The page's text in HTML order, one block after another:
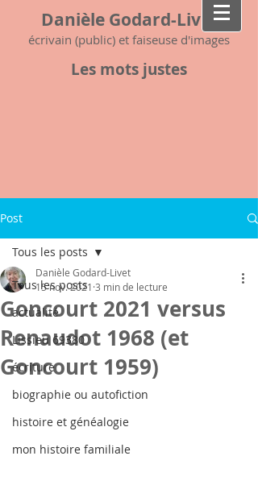
Danièle Godard-Livet
écrivain (public) et faiseuse d'images
Les mots justes
Post
Tous les posts
actualité
Lissieu 69380
écriture
biographie ou autofiction
histoire et généalogie
mon histoire familiale
Tous les posts
Goncourt 2021 versus
Renaudot 1968 (et
Goncourt 1959)
Danièle Godard-Livet
15 nov. 2021 3 min de lecture